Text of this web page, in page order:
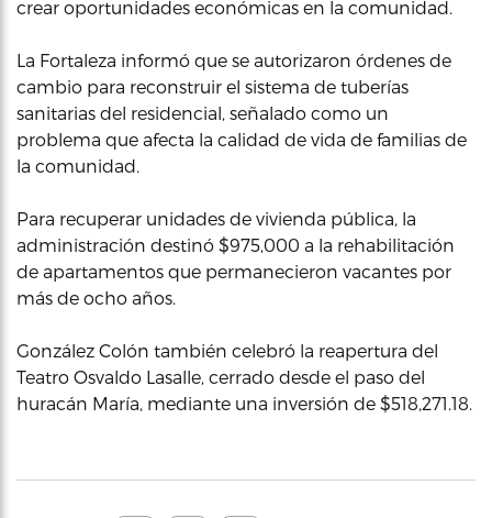
crear oportunidades económicas en la comunidad.
La Fortaleza informó que se autorizaron órdenes de
cambio para reconstruir el sistema de tuberías
sanitarias del residencial, señalado como un
problema que afecta la calidad de vida de familias de
la comunidad.
Para recuperar unidades de vivienda pública, la
administración destinó $975,000 a la rehabilitación
de apartamentos que permanecieron vacantes por
más de ocho años.
González Colón también celebró la reapertura del
Teatro Osvaldo Lasalle, cerrado desde el paso del
huracán María, mediante una inversión de $518,271.18.